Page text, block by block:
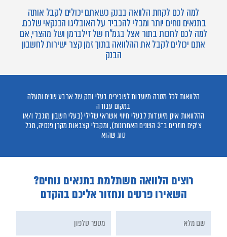
למה לכם לקחת הלוואה בבנק כשאתם יכולים לקבל אותה
בתנאים נוחים יותר ומבלי להכביד על האובליגו הבנקאי שלכם.
למה לכם לחכות בתור אצל בגמ"ח של זילברמן ושל מהצרי, אם
אתם יכולים לקבל את ההלוואה בתוך זמן קצר ישירות לחשבון
הבנק
הלוואות לכל מטרה מיועדות לשכירים בעלי ותק של ארבע שנים ומעלה
במקום עבודה
ההלוואות אינן מיועדות לבעלי חיווי אשראי שלילי (בעלי חשבון מוגבל ו/או
צ'קים חוזרים ב־3 השנים האחרונות), ומקבלי קצבאות מקרן פנסיה, מכל
סוג שהוא
רוצים הלוואה משתלמת בתנאים נוחים?
השאירו פרטים ונחזור אליכם בהקדם